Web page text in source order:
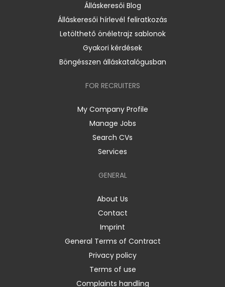
Álláskeresői Blog
Álláskeresői hírlevél feliratkozás
Letölthető önéletrajz sablonok
Gyakori kérdések
Böngésszen álláskatalógusban
FOR RECRUITERS
My Company Profile
Manage Jobs
Search CVs
Services
GENERAL
About Us
Contact
Imprint
General Terms of Contract
Privacy policy
Terms of use
Complaints handling